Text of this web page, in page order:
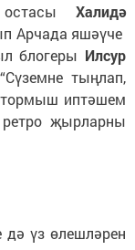
Халидә
Арчада яшәүче
блогеры Илсур
тыңлап,
иптәшем
җырларны
дә үз өлешләрен